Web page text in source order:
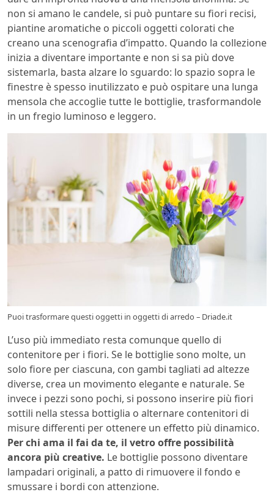
non si amano le candele, si può puntare su fiori recisi,
piantine aromatiche o piccoli oggetti colorati che
creano una scenografia d’impatto. Quando la collezione
inizia a diventare importante e non si sa più dove
sistemarla, basta alzare lo sguardo: lo spazio sopra le
finestre è spesso inutilizzato e può ospitare una lunga
mensola che accoglie tutte le bottiglie, trasformandole
in un fregio luminoso e leggero.
Puoi trasformare questi oggetti in oggetti di arredo – Driade.it
L’uso più immediato resta comunque quello di
contenitore per i fiori. Se le bottiglie sono molte, un
solo fiore per ciascuna, con gambi tagliati ad altezze
diverse, crea un movimento elegante e naturale. Se
invece i pezzi sono pochi, si possono inserire più fiori
sottili nella stessa bottiglia o alternare contenitori di
misure differenti per ottenere un effetto più dinamico.
Per chi ama il fai da te, il vetro offre possibilità
ancora più creative. Le bottiglie possono diventare
lampadari originali, a patto di rimuovere il fondo e
smussare i bordi con attenzione.